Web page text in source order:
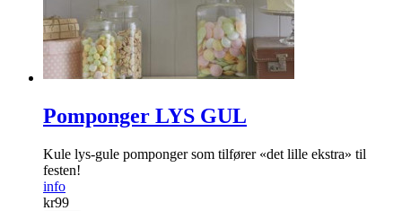
Pomponger LYS GUL
Kule lys-gule pomponger som tilfører «det lille ekstra» til
festen!
info
kr99